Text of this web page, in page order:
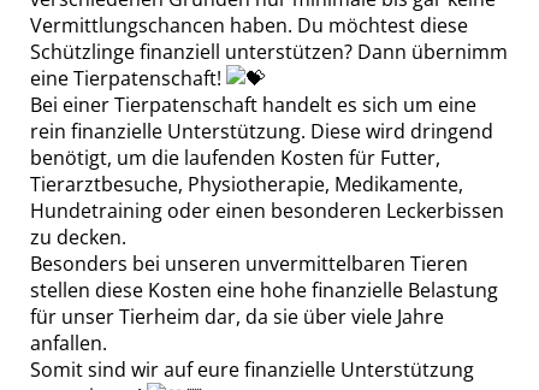
Vermittlungschancen haben. Du möchtest diese
Schützlinge finanziell unterstützen? Dann übernimm
eine Tierpatenschaft!
Bei einer Tierpatenschaft handelt es sich um eine
rein finanzielle Unterstützung. Diese wird dringend
benötigt, um die laufenden Kosten für Futter,
Tierarztbesuche, Physiotherapie, Medikamente,
Hundetraining oder einen besonderen Leckerbissen
zu decken.
Besonders bei unseren unvermittelbaren Tieren
stellen diese Kosten eine hohe finanzielle Belastung
für unser Tierheim dar, da sie über viele Jahre
anfallen.
Somit sind wir auf eure finanzielle Unterstützung